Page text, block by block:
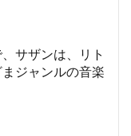
サザンは、リト
ジャンルの音楽